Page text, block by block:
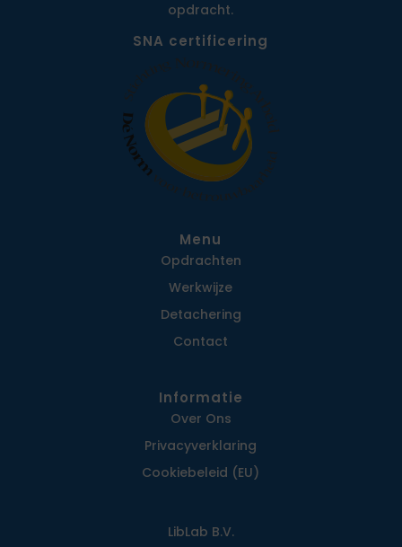
opdracht.
SNA certificering
Menu
Opdrachten
Werkwijze
Detachering
Contact
Informatie
Over Ons
Privacy­verklaring
Cookiebeleid (EU)
LibLab B.V.